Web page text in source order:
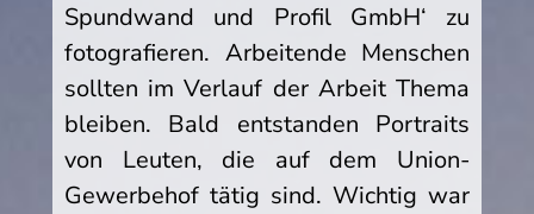
Spundwand und Profil GmbH‘ zu
fotografieren. Arbeitende Menschen
sollten im Verlauf der Arbeit Thema
bleiben. Bald entstanden Portraits
von Leuten, die auf dem Union-
Gewerbehof tätig sind. Wichtig war